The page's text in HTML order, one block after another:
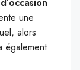
une
alors
également